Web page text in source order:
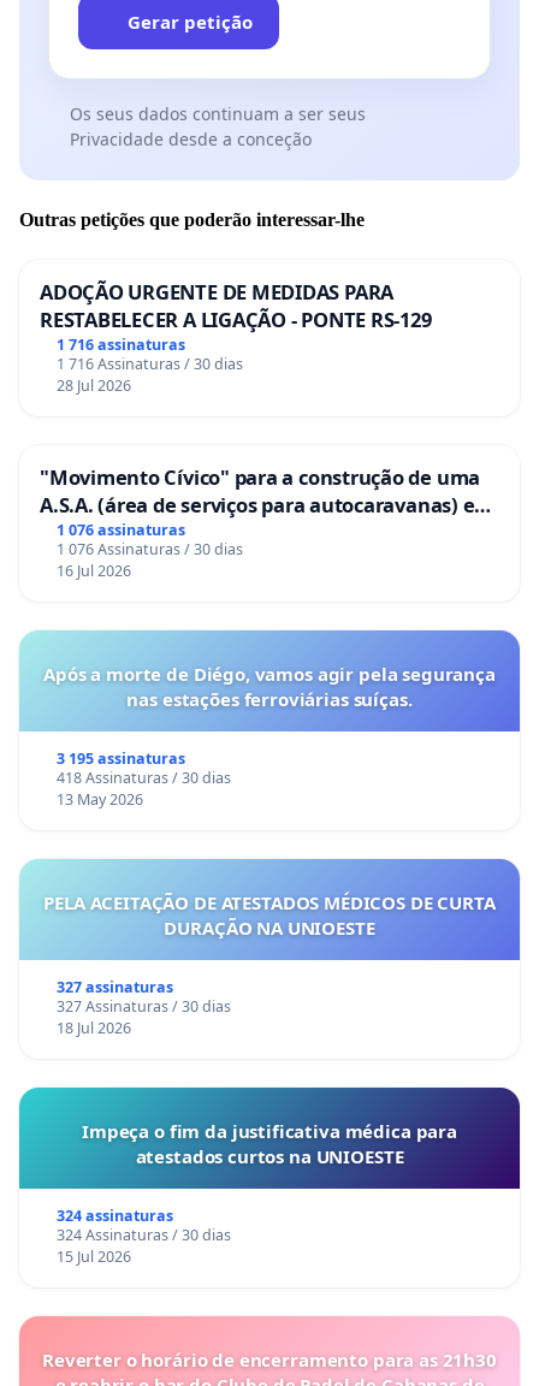
Gerar petição
Os seus dados continuam a ser seus
Privacidade desde a conceção
Outras petições que poderão interessar-lhe
ADOÇÃO URGENTE DE MEDIDAS PARA
RESTABELECER A LIGAÇÃO - PONTE RS-129
1 716 assinaturas
1 716 Assinaturas / 30 dias
28 Jul 2026
"Movimento Cívico" para a construção de uma
A.S.A. (área de serviços para autocaravanas) em
Coimbra
1 076 assinaturas
1 076 Assinaturas / 30 dias
16 Jul 2026
Após a morte de Diégo, vamos agir pela segurança
nas estações ferroviárias suíças.
3 195 assinaturas
418 Assinaturas / 30 dias
13 May 2026
PELA ACEITAÇÃO DE ATESTADOS MÉDICOS DE CURTA
DURAÇÃO NA UNIOESTE
327 assinaturas
327 Assinaturas / 30 dias
18 Jul 2026
Impeça o fim da justificativa médica para
atestados curtos na UNIOESTE
324 assinaturas
324 Assinaturas / 30 dias
15 Jul 2026
Reverter o horário de encerramento para as 21h30